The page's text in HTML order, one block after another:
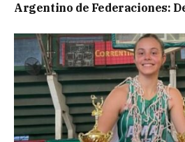
Argentino de Federaciones: